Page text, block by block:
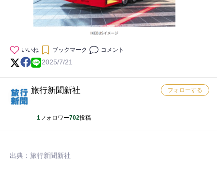
いいね ブックマーク コメント
2025/7/21
旅行新聞新社
1フォロワー702投稿
フォローする
出典：旅行新聞新社